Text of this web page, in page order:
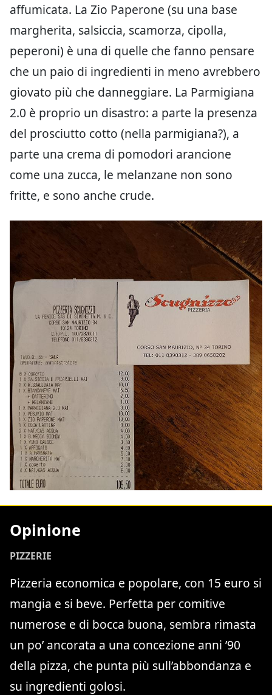
affumicata. La Zio Paperone (su una base
margherita, salsiccia, scamorza, cipolla,
peperoni) è una di quelle che fanno pensare
che un paio di ingredienti in meno avrebbero
giovato più che danneggiare. La Parmigiana
2.0 è proprio un disastro: a parte la presenza
del prosciutto cotto (nella parmigiana?), a
parte una crema di pomodori arancione
come una zucca, le melanzane non sono
fritte, e sono anche crude.
Opinione
PIZZERIE
Pizzeria economica e popolare, con 15 euro si
mangia e si beve. Perfetta per comitive
numerose e di bocca buona, sembra rimasta
un po’ ancorata a una concezione anni ’90
della pizza, che punta più sull’abbondanza e
su ingredienti golosi.